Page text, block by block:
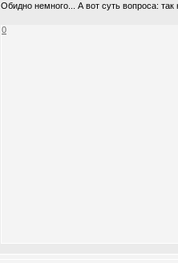
Обидно немного... А вот суть вопроса:
0